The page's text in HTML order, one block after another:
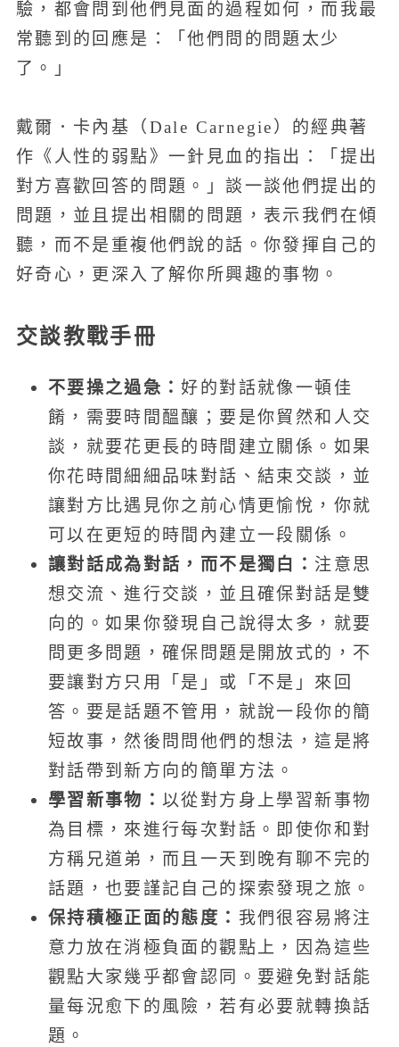
驗，都會問到他們見面的過程如何，而我最
常聽到的回應是：「他們問的問題太少
了。」
戴爾．卡內基（Dale Carnegie）的經典著
作《人性的弱點》一針見血的指出：「提出
對方喜歡回答的問題。」談一談他們提出的
問題，並且提出相關的問題，表示我們在傾
聽，而不是重複他們說的話。你發揮自己的
好奇心，更深入了解你所興趣的事物。
交談教戰手冊
不要操之過急：好的對話就像一頓佳
餚，需要時間醞釀；要是你貿然和人交
談，就要花更長的時間建立關係。如果
你花時間細細品味對話、結束交談，並
讓對方比遇見你之前心情更愉悅，你就
可以在更短的時間內建立一段關係。
讓對話成為對話，而不是獨白： 注意思
想交流、進行交談，並且確保對話是雙
向的。如果你發現自己說得太多，就要
問更多問題，確保問題是開放式的，不
要讓對方只用「是」或「不是」來回
答。要是話題不管用，就說一段你的簡
短故事，然後問問他們的想法，這是將
對話帶到新方向的簡單方法。
學習新事物：以從對方身上學習新事物
為目標，來進行每次對話。即使你和對
方稱兄道弟，而且一天到晚有聊不完的
話題，也要謹記自己的探索發現之旅。
保持積極正面的態度： 我們很容易將注
意力放在消極負面的觀點上，因為這些
觀點大家幾乎都會認同。要避免對話能
量每況愈下的風險，若有必要就轉換話
題。